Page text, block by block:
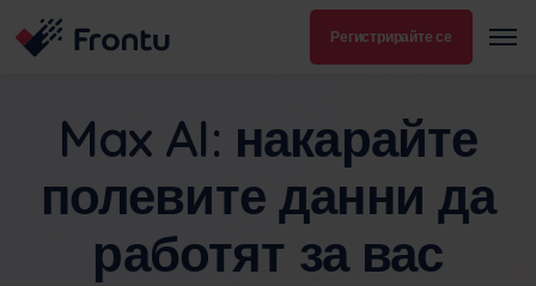
Регистрирайте се
Max AI: накарайте
полевите данни да
работят за вас